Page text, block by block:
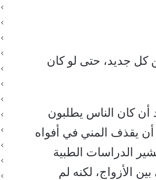
كل جديد، حتى لو كان
أن كان الناس يطلبون
أن يقذف المني في أفواه
الدراسات الطبية
الأزواج، لكنه لم